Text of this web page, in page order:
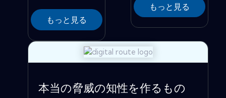
もっと見る
もっと見る
本当の脅威の知性を作るもの